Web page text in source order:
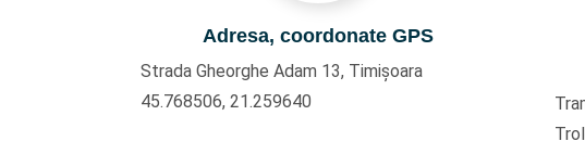
Adresa, coordonate GPS
Strada Gheorghe Adam 13, Timișoara
45.768506, 21.259640